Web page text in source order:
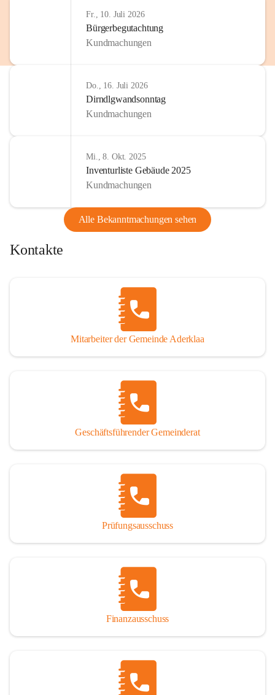
Fr., 10. Juli 2026
Bürgerbegutachtung
Kundmachungen
Do., 16. Juli 2026
Dirndlgwandsonntag
Kundmachungen
Mi., 8. Okt. 2025
Inventurliste Gebäude 2025
Kundmachungen
Alle Bekanntmachungen sehen
Kontakte
Mitarbeiter der Gemeinde Aderklaa
Geschäftsführender Gemeinderat
Prüfungsausschuss
Finanzausschuss